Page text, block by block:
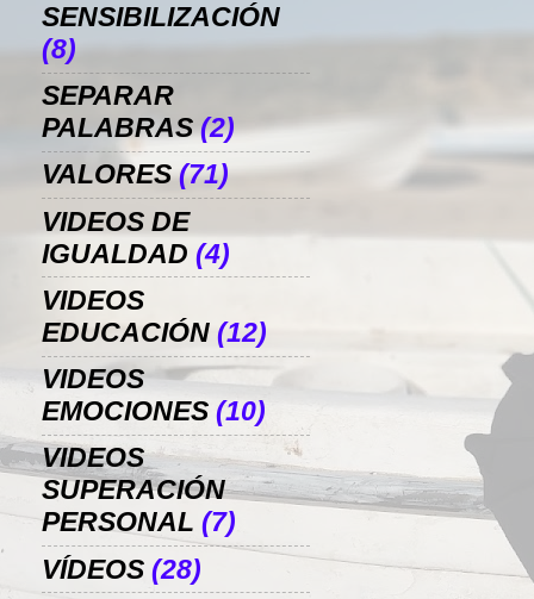
SENSIBILIZACIÓN
(8)
SEPARAR
PALABRAS (2)
VALORES (71)
VIDEOS DE
IGUALDAD (4)
VIDEOS
EDUCACIÓN (12)
VIDEOS
EMOCIONES (10)
VIDEOS
SUPERACIÓN
PERSONAL (7)
VÍDEOS (28)